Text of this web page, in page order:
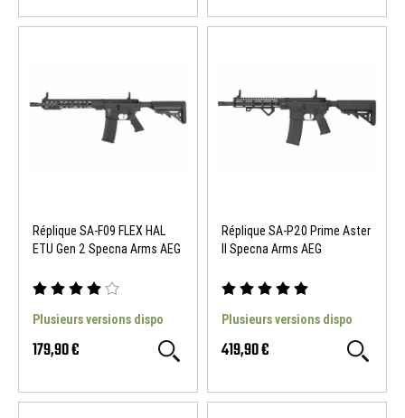
Réplique SA-F09 FLEX HAL
ETU Gen 2 Specna Arms AEG
Plusieurs versions dispo
179,90 €
Réplique SA-P20 Prime Aster
II Specna Arms AEG
Plusieurs versions dispo
419,90 €